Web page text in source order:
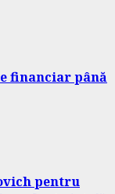
financiar până
pentru